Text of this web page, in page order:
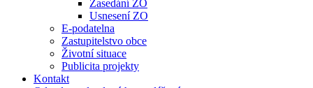
Zasedání ZO
Usnesení ZO
E-podatelna
Zastupitelstvo obce
Životní situace
Publicita projekty
Kontakt